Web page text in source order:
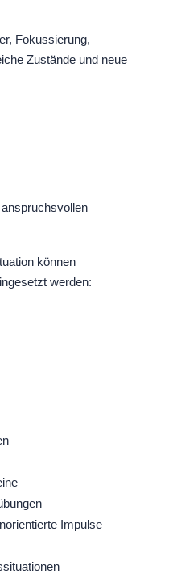
Fokussierung,
Zustände und neue
können
werden:
Impulse